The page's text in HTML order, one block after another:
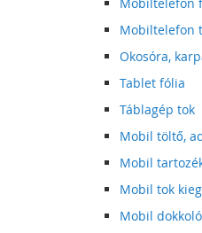
Mobiltelefon
Okosóra,
Tablet fólia
Táblagép tok
Mobil töltő,
Mobil
Mobil tok
Mobil dokkoló